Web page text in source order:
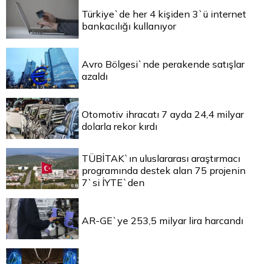
Türkiye`de her 4 kişiden 3`ü internet
bankacılığı kullanıyor
Avro Bölgesi`nde perakende satışlar
azaldı
Otomotiv ihracatı 7 ayda 24,4 milyar
dolarla rekor kırdı
TÜBİTAK`ın uluslararası araştırmacı
programında destek alan 75 projenin
7`si İYTE`den
AR-GE`ye 253,5 milyar lira harcandı